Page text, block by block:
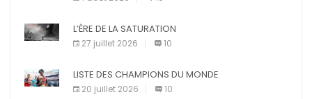
L’ÈRE DE LA SATURATION
27 juillet 2026 10
LISTE DES CHAMPIONS DU MONDE
20 juillet 2026 10